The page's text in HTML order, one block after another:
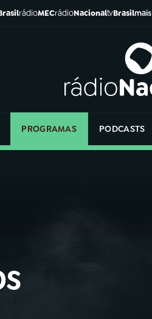
rádioMECrádioNacionaltvBrasilmais
PROGRAMAS PODCASTS